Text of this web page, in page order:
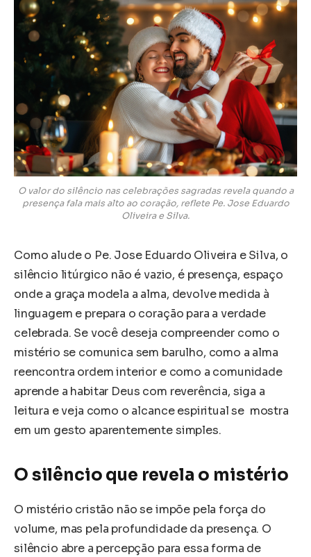
O valor do silêncio nas celebrações sagradas revela quando a
presença fala mais alto ao coração, reflete Pe. Jose Eduardo
Oliveira e Silva.
Como alude o Pe. Jose Eduardo Oliveira e Silva, o
silêncio litúrgico não é vazio, é presença, espaço
onde a graça modela a alma, devolve medida à
linguagem e prepara o coração para a verdade
celebrada. Se você deseja compreender como o
mistério se comunica sem barulho, como a alma
reencontra ordem interior e como a comunidade
aprende a habitar Deus com reverência, siga a
leitura e veja como o alcance espiritual se mostra
em um gesto aparentemente simples.
O silêncio que revela o mistério
O mistério cristão não se impõe pela força do
volume, mas pela profundidade da presença. O
silêncio abre a percepção para essa forma de